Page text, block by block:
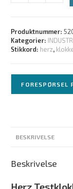
Produktnummer:
Kategorier:
Stikkord: herz,
FORESPØRSEL
BESKRIVELSE
Beskrivelse
Herz